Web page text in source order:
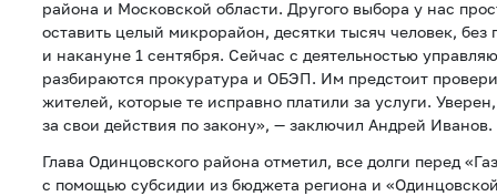
района и Московской области. Другого выбора у нас
оставить целый микрорайон, десятки тысяч человек, без
и накануне 1 сентября. Сейчас с деятельностью
разбираются прокуратура и ОБЭП. Им предстоит
жителей, которые те исправно платили за услуги.
за свои действия по закону», — заключил Андрей Иванов.
Глава Одинцовского района отметил, все долги перед
с помощью субсидии из бюджета региона и